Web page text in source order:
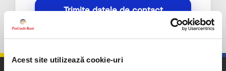
Acest site utilizează cookie-uri
Trimite datele de contact